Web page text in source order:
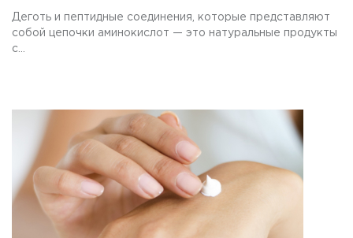
Деготь и пептидные соединения, которые представляют
собой цепочки аминокислот — это натуральные продукты
с...